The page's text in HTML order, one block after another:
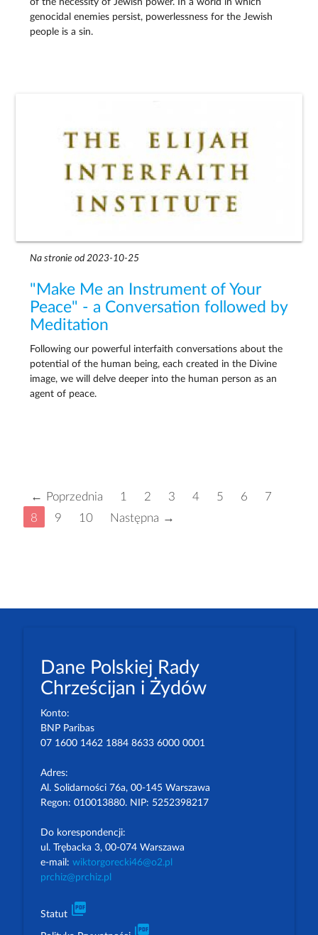
of the necessity of Jewish power. In a world in which
genocidal enemies persist, powerlessness for the Jewish
people is a sin.
Na stronie od 2023-10-25
"Make Me an Instrument of Your
Peace" - a Conversation followed by
Meditation
Following our powerful interfaith conversations about the
potential of the human being, each created in the Divine
image, we will delve deeper into the human person as an
agent of peace.
← Poprzednia 1 2 3 4 5 6
7
8
9 10 Następna →
Dane Polskiej Rady
Chrześcijan i Żydów
Konto:
BNP Paribas
07 1600 1462 1884 8633 6000 0001
Adres:
Al. Solidarności 76a, 00-145 Warszawa
Regon: 010013880. NIP: 5252398217
Do korespondencji:
ul. Trębacka 3, 00-074 Warszawa
e-mail: wiktorgorecki46@o2.pl
prchiz@prchiz.pl
Statut picture_as_pdf
picture_as_pdf